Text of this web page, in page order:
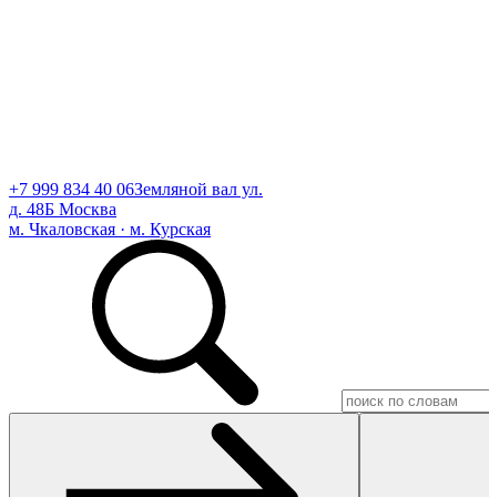
+7 999 834 40 06Земляной вал ул.
д. 48Б Москва
м. Чкаловская · м. Курская